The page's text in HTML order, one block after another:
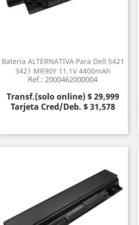
Bateria ALTERNATIVA Para Dell 5421
3421 MR90Y 11.1V 4400mAh
Ref.: 2000462000004
Precio
Transf.(solo online) $ 29,999
Tarjeta Cred/Deb. $ 31,578
Vista rápida